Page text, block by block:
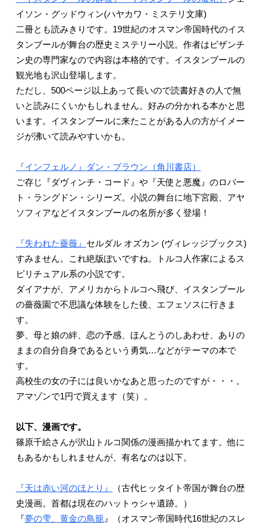
イソン・グッドウィン(ハヤカワ・ミステリ文庫)
二冊とも読みきりです。19世紀のオスマン帝国時代のイス
タンブールが舞台の歴史ミステリー小説。作者はビザンチ
ン史の専門家なので内容は本格的です。イスタンブールの
観光地も沢山登場します。
ただし、500ページ以上あって長いので読書好きの人で無
いと読みにくいかもしれません。好みの分かれる本かと思
います。イスタンブールに来たことがある人の方がイメー
ジが沸いて読みやすいかも。
『インフェルノ』ダン・ブラウン（角川書店）
ご存じ『ダヴィンチ・コード』や『天使と悪魔』のロバー
ト・ラングドン・シリーズ。小説の舞台に地下宮殿、アヤ
ソフィアなどイスタンブールの名所が多く登場！
『失われた薔薇』 セルダル オズカン (ヴィレッジブックス)
すみません。これ絶版ぽいですね。トルコ人作家によるス
ピリチュアル系の小説です。
ダイアナが、アメリカからトルコへ飛び、イスタンブール
の薔薇園で不思議な体験をした後、エフェソスに行きま
す。
夢、母と娘の絆、恋の予感、ほんとうのしあわせ、ありの
ままの自分自身であるという勇気…などがテーマの本で
す。
高校生の女の子には良いかなあと思ったのですが・・・。
アマゾンで1円で買えます（笑）。
以下、漫画です。
篠原千絵さんが沢山トルコ関係の漫画描かれてます。他に
もあるかもしれませんが、有名なのは以下。
『天は赤い河のほとり』
（古代ヒッタイト帝国が舞台の歴
史漫画。首都は現在のハットゥシャ遺跡。）
『夢の雫、黄金の鳥籠 』（オスマン帝国時代16世紀のスレ